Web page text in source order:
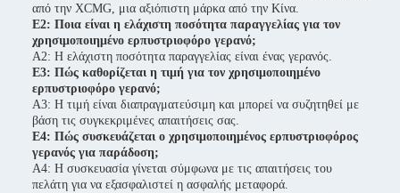
από την XCMG, μια αξιόπιστη μάρκα από την Κίνα.
Ε2: Ποια είναι η ελάχιστη ποσότητα παραγγελίας για τον
χρησιμοποιημένο ερπυστριοφόρο γερανό;
A2: Η ελάχιστη ποσότητα παραγγελίας είναι ένας γερανός.
Ε3: Πώς καθορίζεται η τιμή για τον χρησιμοποιημένο
ερπυστριοφόρο γερανό;
A3: Η τιμή είναι διαπραγματεύσιμη και μπορεί να συζητηθεί με
βάση τις συγκεκριμένες απαιτήσεις σας.
Ε4: Πώς συσκευάζεται ο χρησιμοποιημένος ερπυστριοφόρος
γερανός για παράδοση;
A4: Η συσκευασία γίνεται σύμφωνα με τις απαιτήσεις του
πελάτη για να εξασφαλιστεί η ασφαλής μεταφορά.